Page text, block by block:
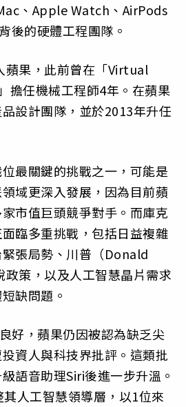
、Apple Watch、AirPods
後的硬體工程團隊。
蘋果，此前曾在「Virtual
擔任機械工程師4年。在蘋果
設計團隊，並於2013年升任
最關鍵的挑戰之一，可能是
域更深入發展，因為目前蘋
市值巨頭競爭對手。而庫克
臨多重挑戰，包括日益複雜
張局勢、川普（Donald
策，以及人工智慧晶片需求
缺問題。
好，蘋果仍因被認為缺乏尖
資人與科技界批評。這類批
語音助理Siri後進一步升溫。
人工智慧領導層，以1位來